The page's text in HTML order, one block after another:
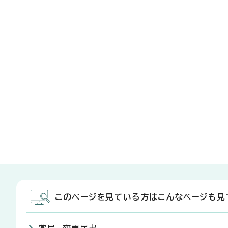
このページを見ている方はこんなページも見